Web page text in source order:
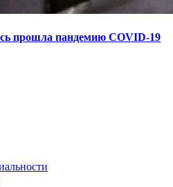
прошла пандемию COVID-19